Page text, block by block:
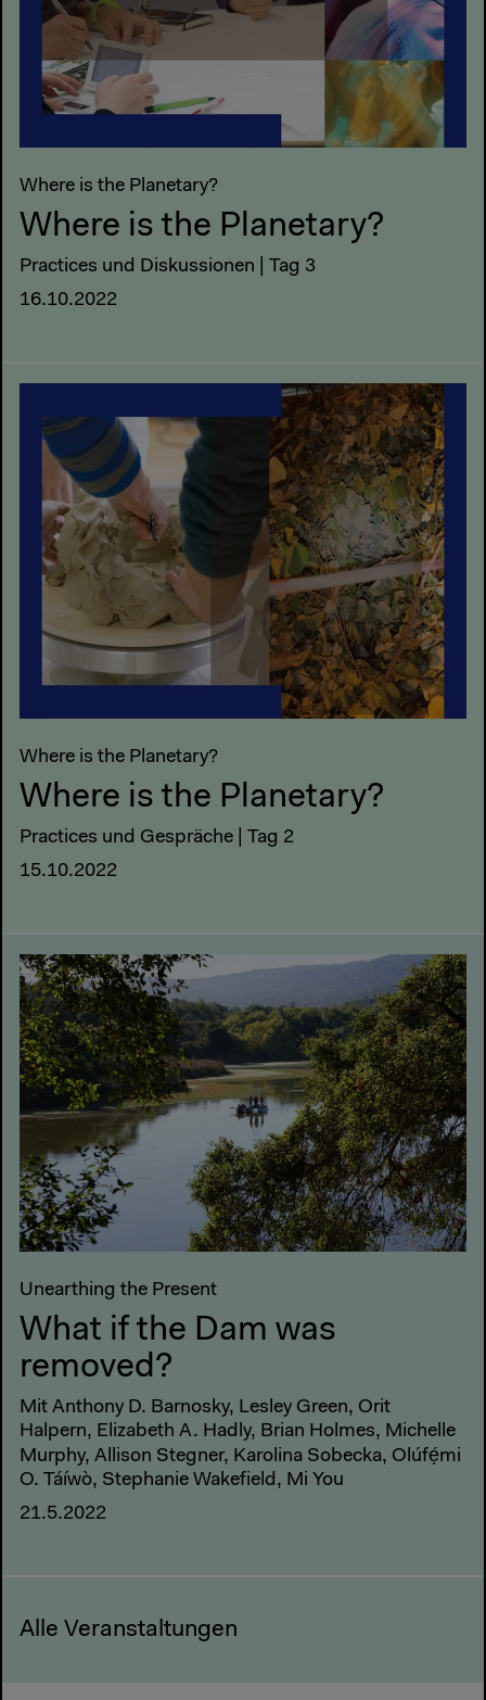
Where is the Planetary?
Where is the Planetary?
Practices und Diskussionen | Tag 3
16.10.2022
Where is the Planetary?
Where is the Planetary?
Practices und Gespräche | Tag 2
15.10.2022
Unearthing the Present
What if the Dam was
removed?
Mit Anthony D. Barnosky, Lesley Green, Orit
Halpern, Elizabeth A. Hadly, Brian Holmes, Michelle
Murphy, Allison Stegner, Karolina Sobecka, Olúfẹ́mi
O. Táíwò, Stephanie Wakefield, Mi You
21.5.2022
Alle Veranstaltungen